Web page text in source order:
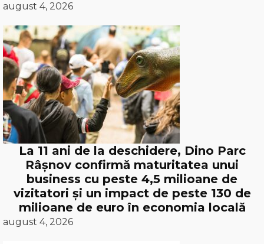
august 4, 2026
La 11 ani de la deschidere, Dino Parc
Râșnov confirmă maturitatea unui
business cu peste 4,5 milioane de
vizitatori și un impact de peste 130 de
milioane de euro în economia locală
august 4, 2026